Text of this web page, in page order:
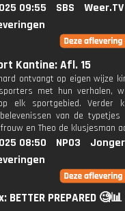
09:55 SBS
Weer.TV
Kantine: Afl. 15
ontvangt op eigen wijze
met hun verhalen,
elk sportgebied. Verder
van de typetjes
en Theo de klusjesman
08:50 NPO3
BETTER PREPARED